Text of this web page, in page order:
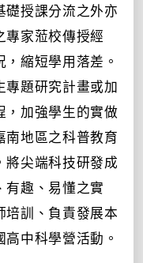
礎授課分流之外亦
專家蒞校傳授經
縮短學用落差。
專題研究計畫或加
，加強學生的實做
南地區之科普教育
將尖端科技研發成
有趣、易懂之實
培訓、負責發展本
中科學營活動。